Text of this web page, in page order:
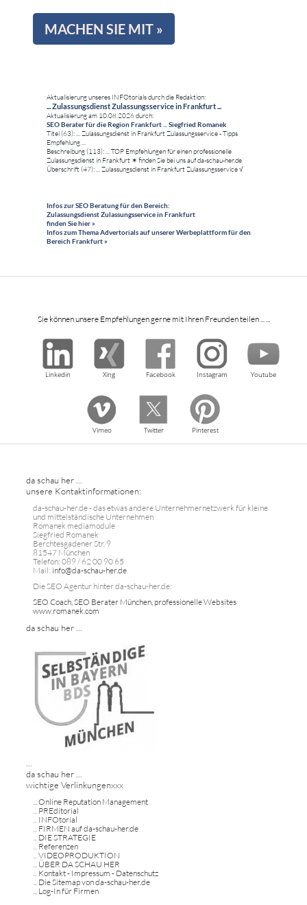
MACHEN SIE MIT »
Aktualisierung unseres INFOtorials durch die Redaktion:
... Zulassungsdienst Zulassungsservice in Frankfurt ...
Aktualisierung am 10.08.2026 durch:
SEO Berater für die Region Frankfurt ... Siegfried Romanek
Titel (63): ... Zulassungsdienst in Frankfurt Zulassungsservice - Tipps
Empfehlung ...
Beschreibung (113): ... TOP Empfehlungen für einen professionelle
Zulassungsdienst in Frankfurt ✶ finden Sie bei uns auf da-schau-her.de
Überschrift (47): ... Zulassungsdienst in Frankfurt Zulassungsservice √
Infos zur SEO Beratung für den Bereich:
Zulassungsdienst Zulassungsservice in Frankfurt
finden Sie hier »
Infos zum Thema Advertorials auf unserer Werbeplattform für den
Bereich Frankfurt »
Sie können unsere Empfehlungen gerne mit Ihren Freunden teilen ... ...
Linkedin Xing Facebook Instagram Youtube
Vimeo Twitter Pinterest
da schau her ...
unsere Kontaktinformationen:
da-schau-her.de - das etwas andere Unternehmernetzwerk für kleine
und mittelständische Unternehmen
Romanek mediamodule
Siegfried Romanek
Berchtesgadener Str. 9
81547 München
Telefon: 089 / 62 00 90 65
Mail: info@da-schau-her.de
Die SEO Agentur hinter da-schau-her.de:
SEO Coach, SEO Berater München, professionelle Websites
www.romanek.com
da schau her ...
da schau her ...
wichtige Verlinkungenxxx
Online Reputation Management
PREditorial
INFOtorial
FIRMEN auf da-schau-her.de
DIE STRATEGIE
Referenzen
VIDEOPRODUKTION
ÜBER DA SCHAU HER
Kontakt - Impressum - Datenschutz
Die Sitemap von da-schau-her.de
Log-In für Firmen